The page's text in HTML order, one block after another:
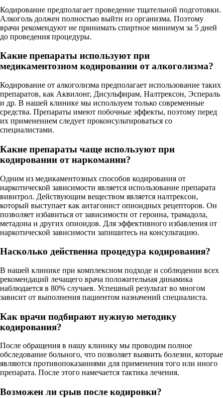
Кодирование предполагает проведение тщательной подготовки.
Алкоголь должен полностью выйти из организма. Поэтому
врачи рекомендуют не принимать спиртное минимум за 5 дней
до проведения процедуры.
Какие препараты используют при
медикаментозном кодировании от алкоголизма?
Кодирование от алкоголизма предполагает использование таких
препаратов, как Аквилонг, Дисульфирам, Налтрексон, Эспераль
и др. В нашей клинике мы используем только современные
средства. Препараты имеют побочные эффекты, поэтому перед
их применением следует проконсультироваться со
специалистами.
Какие препараты чаще используют при
кодировании от наркомании?
Одним из медикаментозных способов кодирования от
наркотической зависимости является использование препарата
вивитрол. Действующим веществом является налтрексон,
который выступает как антагонист опиоидных рецепторов. Он
позволяет избавиться от зависимости от героина, трамадола,
метадона и других опиоидов. Для эффективного избавления от
наркотической зависимости запишитесь на консультацию.
Насколько действенна процедура кодирования?
В нашей клинике при комплексном подходе и соблюдении всех
рекомендаций лечащего врача положительная динамика
наблюдается в 80% случаев. Успешный результат во многом
зависит от выполнения пациентом назначений специалиста.
Как врачи подбирают нужную методику
кодирования?
После обращения в нашу клинику мы проводим полное
обследование больного, что позволяет выявить болезни, которые
являются противопоказаниями для применения того или иного
препарата. После этого намечается тактика лечения.
Возможен ли срыв после кодировки?